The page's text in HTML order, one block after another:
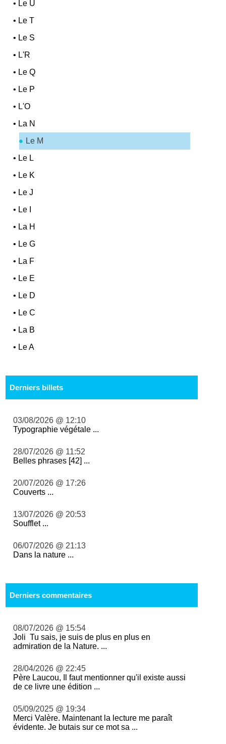
• Le U
• Le T
• Le S
• L'R
• Le Q
• Le P
• L'O
• La N
Le M
• Le L
• Le K
• Le J
• Le I
• La H
• Le G
• La F
• Le E
• Le D
• Le C
• La B
• Le A
Derniers billets
03/08/2026 @ 12:10
Typographie végétale ...
28/07/2026 @ 11:52
Belles phrases [42] ...
20/07/2026 @ 17:26
Couverts ...
13/07/2026 @ 20:53
Soufflet ...
06/07/2026 @ 21:13
Dans la nature ...
Derniers commentaires
08/07/2026 @ 15:54
Joli Tu sais, je suis de plus en plus en
admiration de la Nature. ...
28/04/2026 @ 22:45
Père Laucou, Il faut mentionner qu'il existe aussi
de ce livre une édition ...
05/09/2025 @ 19:34
Merci Valère. Maintenant la lecture me paraît
évidente. Je butais sur ce mot sa ...